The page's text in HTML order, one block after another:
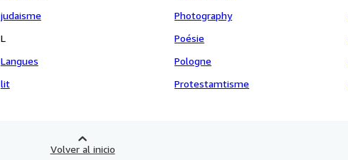
judaisme
L
Langues
lit
Photography
Poésie
Pologne
Protestamtisme
Volver al inicio